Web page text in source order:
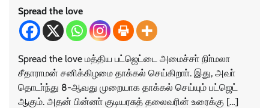
Spread the love
Spread the love மத்திய பட்ஜெட்டை அமைச்சா் நிா்மலா
சீதாராமன் சனிக்கிழமை தாக்கல் செய்கிறாா். இது, அவா்
தொடா்ந்து 8-ஆவது முறையாக தாக்கல் செய்யும் பட்ஜெட்
ஆகும். அதன் பின்னா் குடியரசுத் தலைவரின் உரைக்கு […]